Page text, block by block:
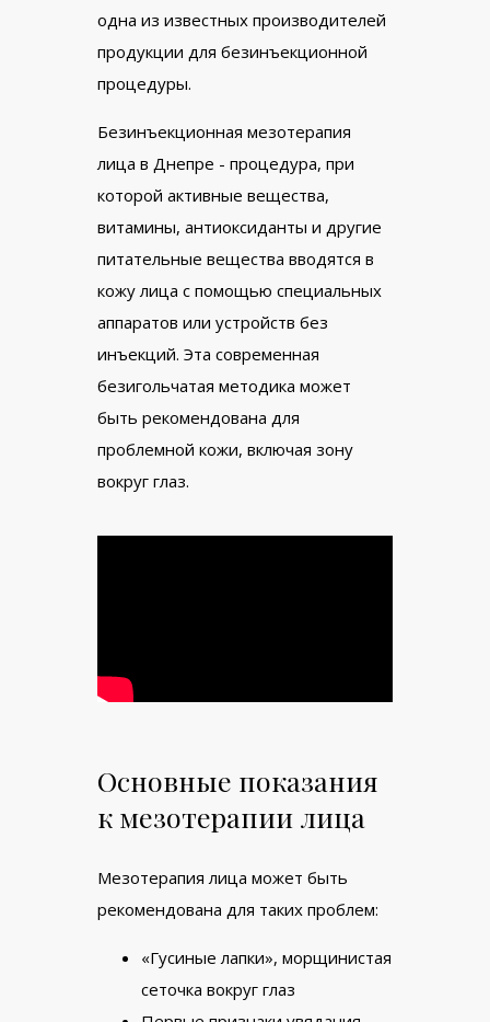
одна из известных производителей
продукции для безинъекционной
процедуры.
Безинъекционная мезотерапия
лица в Днепре - процедура, при
которой активные вещества,
витамины, антиоксиданты и другие
питательные вещества вводятся в
кожу лица с помощью специальных
аппаратов или устройств без
инъекций. Эта современная
безигольчатая методика может
быть рекомендована для
проблемной кожи, включая зону
вокруг глаз.
Основные показания
к мезотерапии лица
Мезотерапия лица может быть
рекомендована для таких проблем:
«Гусиные лапки», морщинистая
сеточка вокруг глаз